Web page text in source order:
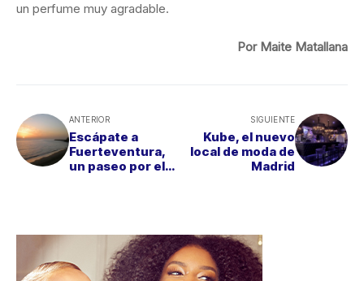
un perfume muy agradable.
Por Maite Matallana
ANTERIOR
Escápate a
Fuerteventura,
un paseo por el
SIGUIENTE
Kube, el nuevo
local de moda de
Madrid